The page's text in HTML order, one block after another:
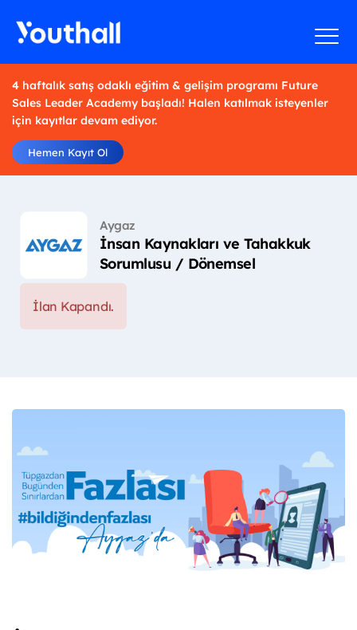
4 haftalık satış odaklı eğitim & gelişim programı Future
Sales Leader Academy başladı! Halen katılmak isteyenler
için kayıtlar devam ediyor.
Hemen Kayıt Ol
Aygaz
İnsan Kaynakları ve Tahakkuk
Sorumlusu / Dönemsel
İlan Kapandı.